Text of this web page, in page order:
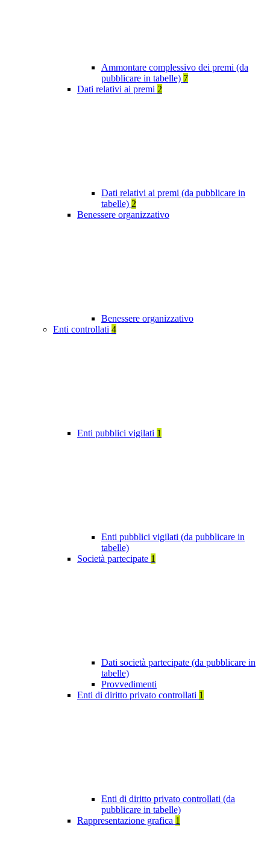
Ammontare complessivo dei premi (da
pubblicare in tabelle) 7
Dati relativi ai premi 2
Dati relativi ai premi (da pubblicare in
tabelle) 2
Benessere organizzativo
Benessere organizzativo
Enti controllati 4
Enti pubblici vigilati 1
Enti pubblici vigilati (da pubblicare in
tabelle)
Società partecipate 1
Dati società partecipate (da pubblicare in
tabelle)
Provvedimenti
Enti di diritto privato controllati 1
Enti di diritto privato controllati (da
pubblicare in tabelle)
Rappresentazione grafica 1